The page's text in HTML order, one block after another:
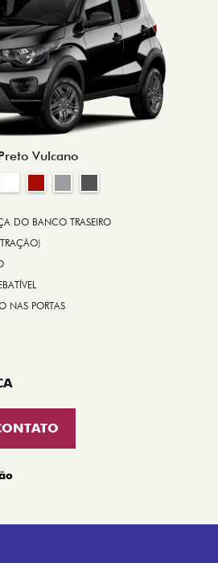
Vulcano
DO BANCO TRASEIRO
NAS PORTAS